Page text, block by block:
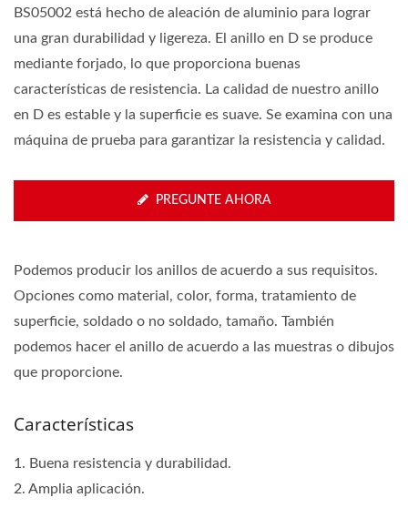
BS05002 está hecho de aleación de aluminio para lograr
una gran durabilidad y ligereza. El anillo en D se produce
mediante forjado, lo que proporciona buenas
características de resistencia. La calidad de nuestro anillo
en D es estable y la superficie es suave. Se examina con una
máquina de prueba para garantizar la resistencia y calidad.
PREGUNTE AHORA
Podemos producir los anillos de acuerdo a sus requisitos.
Opciones como material, color, forma, tratamiento de
superficie, soldado o no soldado, tamaño. También
podemos hacer el anillo de acuerdo a las muestras o dibujos
que proporcione.
Características
1. Buena resistencia y durabilidad.
2. Amplia aplicación.